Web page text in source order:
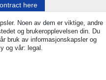
Noen av dem er viktige, andre
og brukeropplevelsen din. Du
bruk av informasjonskapsler og
og vår: legal.
here
med